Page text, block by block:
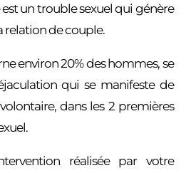
un trouble sexuel qui génère
relation de couple.
environ 20% des hommes, se
qui se manifeste de
dans les 2 premières
réalisée par votre